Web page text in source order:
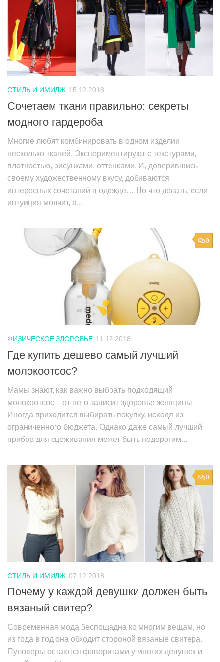
СТИЛЬ И ИМИДЖ 15.12.2018
Сочетаем ткани правильно: секреты
модного гардероба
Многие любят комбинировать в одном изделии
несколько тканей. Экспериментируют с текстурами,
плотностью, рисунками, оттенками. И, доверившись
своему художественному вкусу, добиваются
интересных сочетаний в одежде… Но что делать, если
интуиция молчит, а...
0
ФИЗИЧЕСКОЕ ЗДОРОВЬЕ 11.12.2018
Где купить дешево самый лучший
молокоотсос?
Мамы знают, как важно выбрать подходящий
молокоотсос – от него зависит здоровье женщины.
Иногда приходится выбирать покупку, исходя из
ограниченного бюджета. Однако даже самый лучший
прибор для сцеживания может быть недорогим...
0
СТИЛЬ И ИМИДЖ 07.12.2018
Почему у каждой девушки должен быть
вязаный свитер?
Современная мода беспощадна ко многим вещам, но
из года в год она обходит стороной вязаные свитера.
Пуловеры остаются фаворитами у многих девушек и